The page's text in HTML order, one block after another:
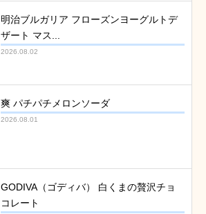
明治ブルガリア フローズンヨーグルトデ
ザート マス...
2026.08.02
爽 パチパチメロンソーダ
2026.08.01
GODIVA（ゴディバ） 白くまの贅沢チョ
コレート